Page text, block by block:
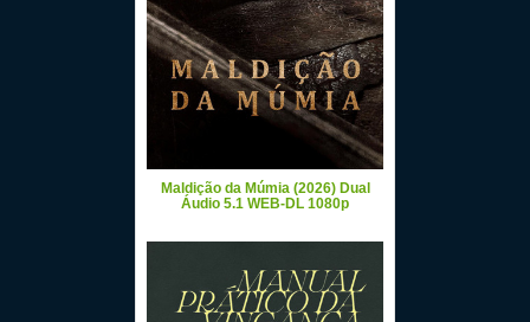
Maldição da Múmia (2026) Dual
Áudio 5.1 WEB-DL 1080p